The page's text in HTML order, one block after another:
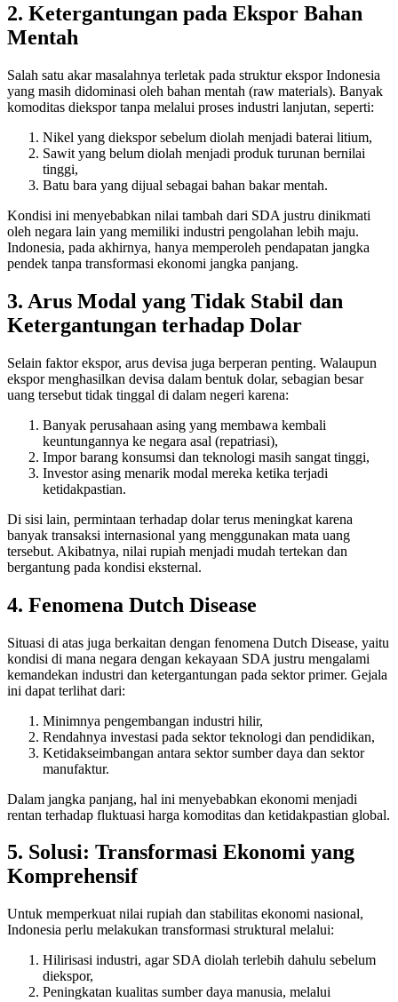
2. Ketergantungan pada Ekspor Bahan
Mentah
Salah satu akar masalahnya terletak pada struktur ekspor Indonesia
yang masih didominasi oleh bahan mentah (raw materials). Banyak
komoditas diekspor tanpa melalui proses industri lanjutan, seperti:
Nikel yang diekspor sebelum diolah menjadi baterai litium,
Sawit yang belum diolah menjadi produk turunan bernilai
tinggi,
Batu bara yang dijual sebagai bahan bakar mentah.
Kondisi ini menyebabkan nilai tambah dari SDA justru dinikmati
oleh negara lain yang memiliki industri pengolahan lebih maju.
Indonesia, pada akhirnya, hanya memperoleh pendapatan jangka
pendek tanpa transformasi ekonomi jangka panjang.
3. Arus Modal yang Tidak Stabil dan
Ketergantungan terhadap Dolar
Selain faktor ekspor, arus devisa juga berperan penting. Walaupun
ekspor menghasilkan devisa dalam bentuk dolar, sebagian besar
uang tersebut tidak tinggal di dalam negeri karena:
Banyak perusahaan asing yang membawa kembali
keuntungannya ke negara asal (repatriasi),
Impor barang konsumsi dan teknologi masih sangat tinggi,
Investor asing menarik modal mereka ketika terjadi
ketidakpastian.
Di sisi lain, permintaan terhadap dolar terus meningkat karena
banyak transaksi internasional yang menggunakan mata uang
tersebut. Akibatnya, nilai rupiah menjadi mudah tertekan dan
bergantung pada kondisi eksternal.
4. Fenomena Dutch Disease
Situasi di atas juga berkaitan dengan fenomena Dutch Disease, yaitu
kondisi di mana negara dengan kekayaan SDA justru mengalami
kemandekan industri dan ketergantungan pada sektor primer. Gejala
ini dapat terlihat dari:
Minimnya pengembangan industri hilir,
Rendahnya investasi pada sektor teknologi dan pendidikan,
Ketidakseimbangan antara sektor sumber daya dan sektor
manufaktur.
Dalam jangka panjang, hal ini menyebabkan ekonomi menjadi
rentan terhadap fluktuasi harga komoditas dan ketidakpastian global.
5. Solusi: Transformasi Ekonomi yang
Komprehensif
Untuk memperkuat nilai rupiah dan stabilitas ekonomi nasional,
Indonesia perlu melakukan transformasi struktural melalui:
Hilirisasi industri, agar SDA diolah terlebih dahulu sebelum
diekspor,
Peningkatan kualitas sumber daya manusia, melalui